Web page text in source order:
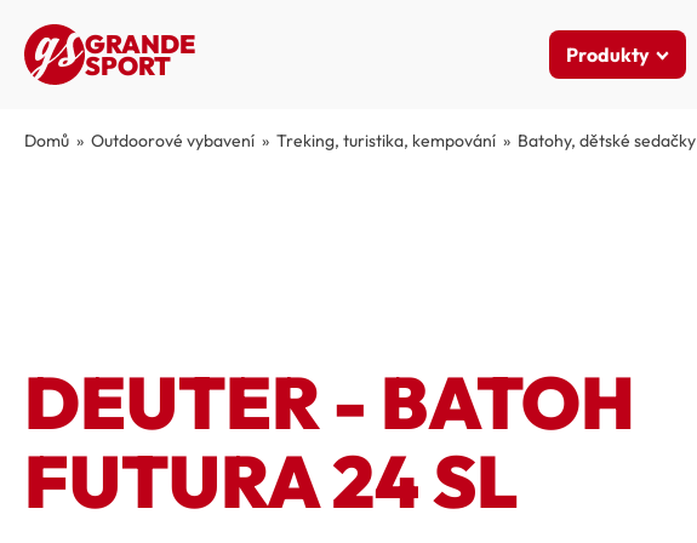
GRANDE
SPORT Produkty
Domů » Outdoorové vybavení » Treking, turistika, kempování » Batohy, dětské sedačky
DEUTER - BATOH
FUTURA 24 SL